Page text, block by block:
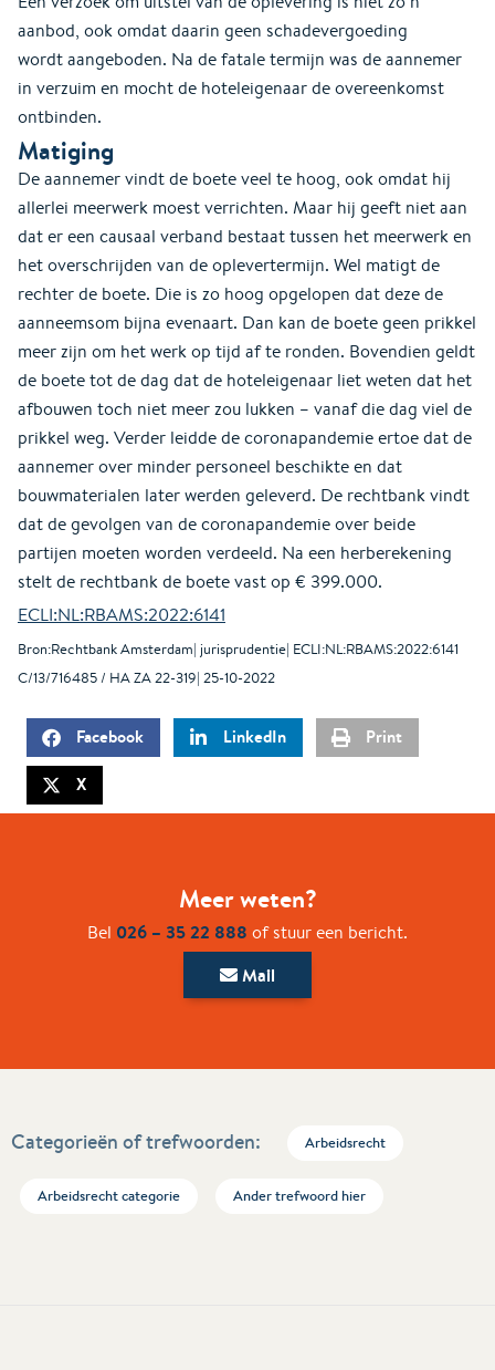
aanbod, ook omdat daarin geen schadevergoeding
wordt aangeboden. Na de fatale termijn was de aannemer
in verzuim en mocht de hoteleigenaar de overeenkomst
ontbinden.
Matiging
De aannemer vindt de boete veel te hoog, ook omdat hij
allerlei meerwerk moest verrichten. Maar hij geeft niet aan
dat er een causaal verband bestaat tussen het meerwerk en
het overschrijden van de oplevertermijn. Wel matigt de
rechter de boete. Die is zo hoog opgelopen dat deze de
aanneemsom bijna evenaart. Dan kan de boete geen prikkel
meer zijn om het werk op tijd af te ronden. Bovendien geldt
de boete tot de dag dat de hoteleigenaar liet weten dat het
afbouwen toch niet meer zou lukken – vanaf die dag viel de
prikkel weg. Verder leidde de coronapandemie ertoe dat de
aannemer over minder personeel beschikte en dat
bouwmaterialen later werden geleverd. De rechtbank vindt
dat de gevolgen van de coronapandemie over beide
partijen moeten worden verdeeld. Na een herberekening
stelt de rechtbank de boete vast op € 399.000.
ECLI:NL:RBAMS:2022:6141
Bron:Rechtbank Amsterdam| jurisprudentie| ECLI:NL:RBAMS:2022:6141
C/13/716485 / HA ZA 22-319| 25-10-2022
Facebook LinkedIn Print
X
Meer weten?
Bel 026 – 35 22 888 of stuur een bericht.
Mail
Categorieën of trefwoorden: Arbeidsrecht
Arbeidsrecht categorie Ander trefwoord hier